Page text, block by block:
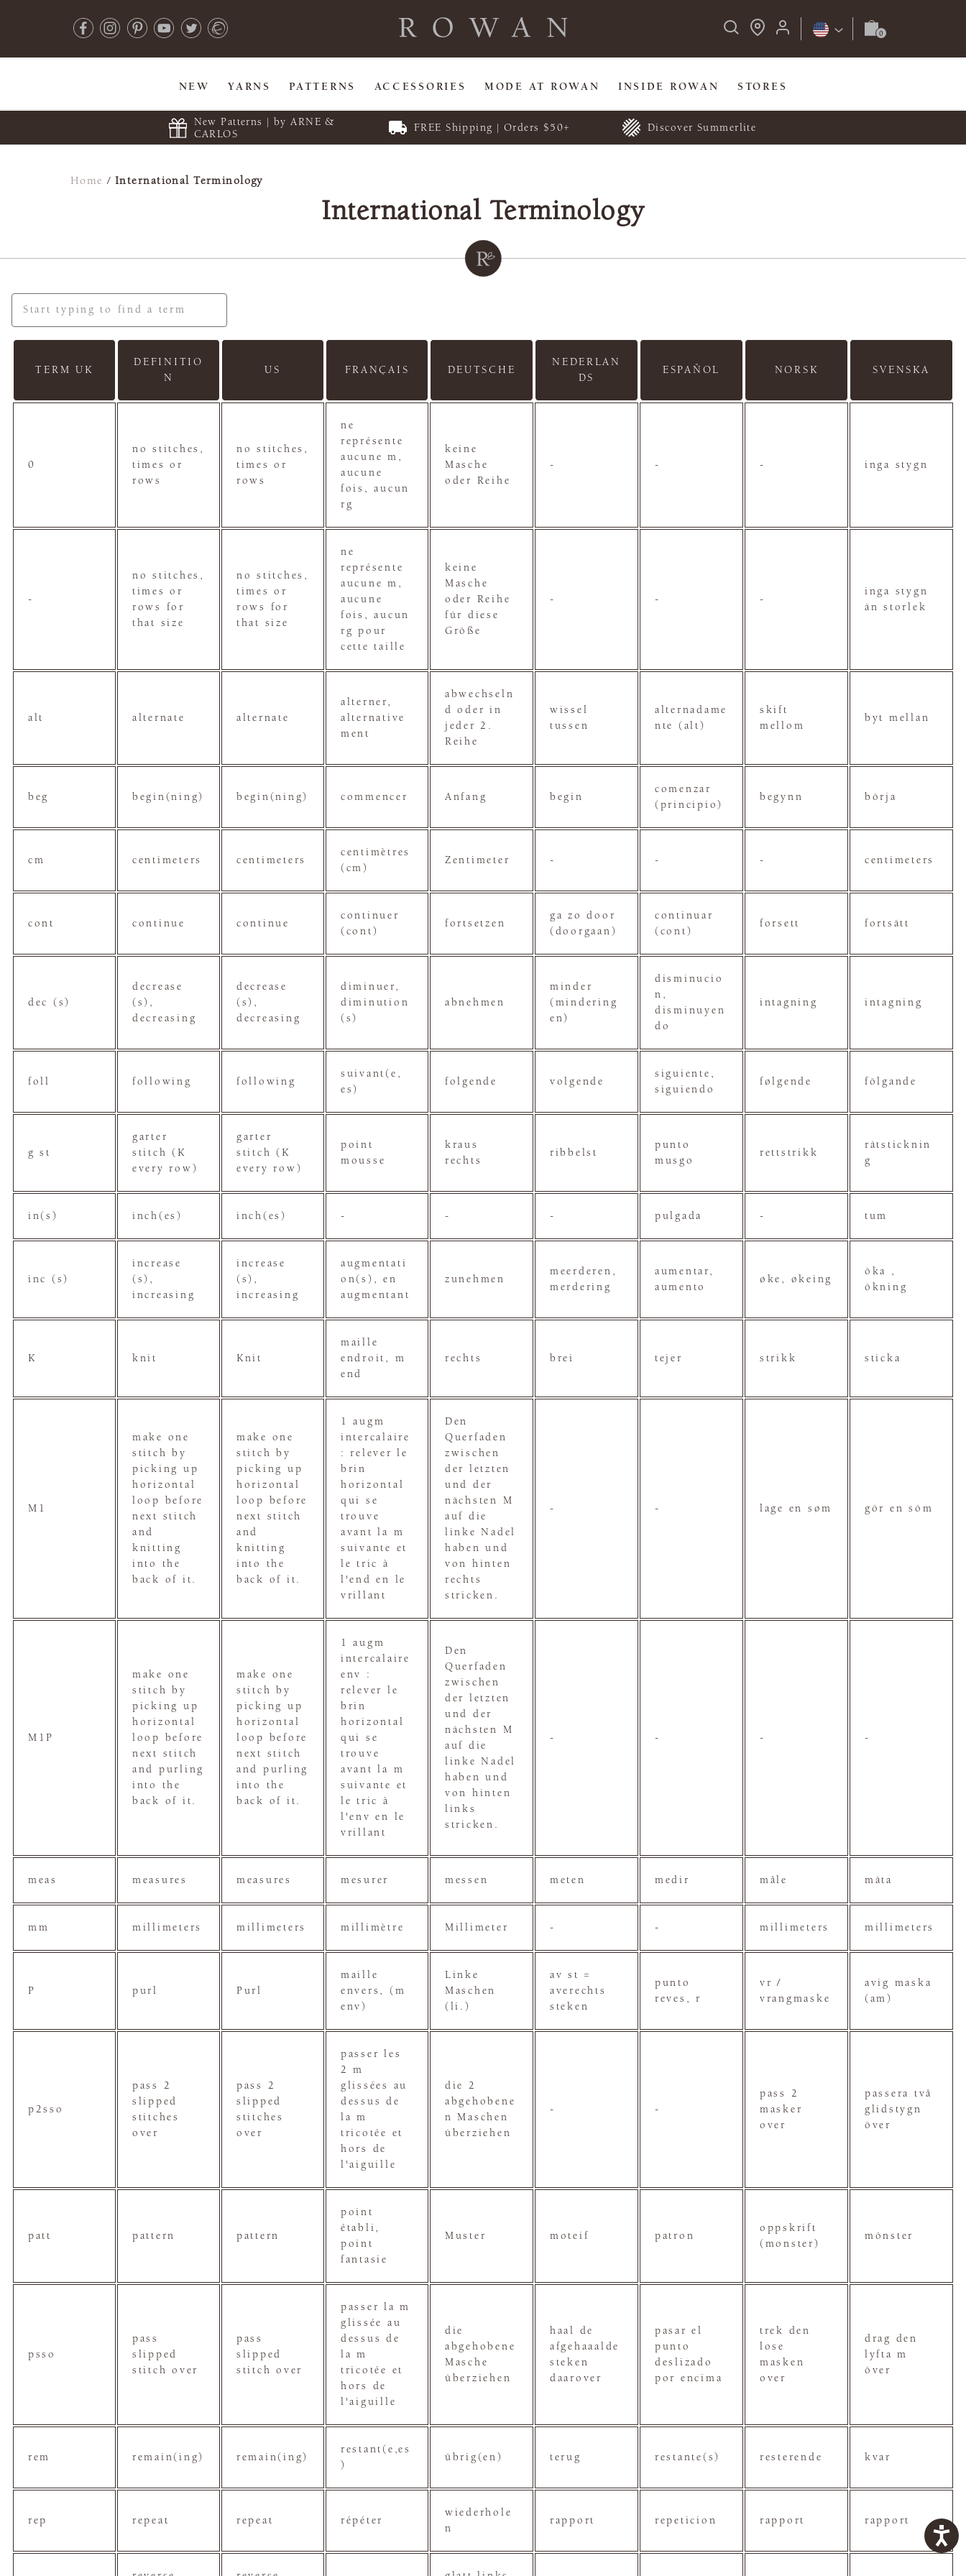
NEW YARNS PATTERNS ACCESSORIES MODE AT ROWAN INSIDE ROWAN STORES
New Patterns | by ARNE &
CARLOS
FREE Shipping | Orders $50+ Discover Summerlite
Home /International Terminology
International Terminology
TERM UK
DEFINITIO
N
US FRANÇAIS DEUTSCHE
NEDERLAN
DS
ESPAÑOL NORSK SVENSKA
0
no stitches,
times or
rows
no stitches,
times or
rows
ne
représente
aucune m,
aucune
fois, aucun
rg
keine
Masche
oder Reihe
- - - inga stygn
-
no stitches,
times or
rows for
that size
no stitches,
times or
rows for
that size
ne
représente
aucune m,
aucune
fois, aucun
rg pour
cette taille
keine
Masche
oder Reihe
für diese
Größe
- - -
inga stygn
än storlek
alt alternate alternate
alterner,
alternative
ment
abwechseln
d oder in
jeder 2.
Reihe
wissel
tussen
alternadame
nte (alt)
skift
mellom
byt mellan
beg begin(ning) begin(ning) commencer Anfang begin
comenzar
(principio)
begynn börja
cm centimeters centimeters
centimètres
(cm)
Zentimeter - - - centimeters
cont continue continue
continuer
(cont)
fortsetzen
ga zo door
(doorgaan)
continuar
(cont)
forsett fortsätt
dec (s)
decrease
(s),
decreasing
decrease
(s),
decreasing
diminuer,
diminution
(s)
abnehmen
minder
(mindering
en)
disminucio
n,
disminuyen
do
intagning intagning
foll following following
suivant(e,
es)
folgende volgende
siguiente,
siguiendo
følgende fölgande
g st
garter
stitch (K
every row)
garter
stitch (K
every row)
point
mousse
kraus
rechts
ribbelst
punto
musgo
rettstrikk
rätsticknin
g
in(s) inch(es) inch(es) - - - pulgada - tum
inc (s)
increase
(s),
increasing
increase
(s),
increasing
augmentati
on(s), en
augmentant
zunehmen
meerderen,
merdering
aumentar,
aumento
øke, økeing
öka ,
ökning
K knit Knit
maille
endroit, m
end
rechts brei tejer strikk sticka
M1
make one
stitch by
picking up
horizontal
loop before
next stitch
and
knitting
into the
back of it.
make one
stitch by
picking up
horizontal
loop before
next stitch
and
knitting
into the
back of it.
1 augm
intercalaire
: relever le
brin
horizontal
qui se
trouve
avant la m
suivante et
le tric à
l'end en le
vrillant
Den
Querfaden
zwischen
der letzten
und der
nächsten M
auf die
linke Nadel
haben und
von hinten
rechts
stricken.
- - lage en søm gör en söm
M1P
make one
stitch by
picking up
horizontal
loop before
next stitch
and purling
into the
back of it.
make one
stitch by
picking up
horizontal
loop before
next stitch
and purling
into the
back of it.
1 augm
intercalaire
env :
relever le
brin
horizontal
qui se
trouve
avant la m
suivante et
le tric à
l'env en le
vrillant
Den
Querfaden
zwischen
der letzten
und der
nächsten M
auf die
linke Nadel
haben und
von hinten
links
stricken.
- - - -
meas measures measures mesurer messen meten medir måle mäta
mm millimeters millimeters millimètre Millimeter - - millimeters millimeters
P purl Purl
maille
envers, (m
env)
Linke
Maschen
(li.)
av st =
averechts
steken
punto
reves, r
vr /
vrangmaske
avig maska
(am)
p2sso
pass 2
slipped
stitches
over
pass 2
slipped
stitches
over
passer les
2 m
glissées au
dessus de
la m
tricotée et
hors de
l'aiguille
die 2
abgehobene
n Maschen
überziehen
- -
pass 2
masker
over
passera två
glidstygn
över
patt pattern pattern
point
établi,
point
fantasie
Muster moteif patron
oppskrift
(monster)
mönster
psso
pass
slipped
stitch over
pass
slipped
stitch over
passer la m
glissée au
dessus de
la m
tricotée et
hors de
l'aiguille
die
abgehobene
Masche
überziehen
haal de
afgehaaalde
steken
daarover
pasar el
punto
deslizado
por encima
trek den
lose
masken
over
drag den
lyfta m
över
rem remain(ing) remain(ing)
restant(e,es
)
übrig(en) terug restante(s) resterende kvar
rep repeat repeat répéter
wiederhole
n
rapport repeticion rapport rapport